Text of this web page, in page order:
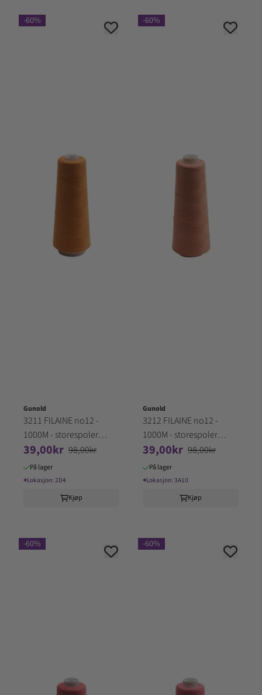
-60%
Gunold
3211 FILAINE no12 -
1000M - storespoler
100% Akryl (2D4)
39,00kr 98,00kr
På lager
⌖Lokasjon: 2D4
Kjøp
-60%
Gunold
3212 FILAINE no12 -
1000M - storespoler
100% Akryl (3A10)
39,00kr 98,00kr
På lager
⌖Lokasjon: 3A10
Kjøp
-60% -60%